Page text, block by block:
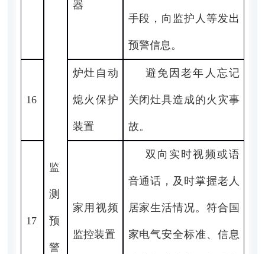
监
测
预
警
器
手段，向监护人等发出
预警信息。
16
炉灶自动
熄火保护
装置
避免因老年人忘记
关闭灶具造成的火灾事
故。
17
家用视频
监控装置
双向实时视频或语
音通话，及时掌握老人
居家生活情况。符合国
家电气安全标准、信息